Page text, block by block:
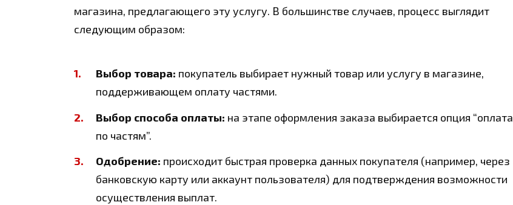
магазина, предлагающего эту услугу. В большинстве случаев, процесс выглядит
следующим образом:
Выбор товара: покупатель выбирает нужный товар или услугу в магазине,
поддерживающем оплату частями.
Выбор способа оплаты: на этапе оформления заказа выбирается опция “оплата
по частям”.
Одобрение: происходит быстрая проверка данных покупателя (например, через
банковскую карту или аккаунт пользователя) для подтверждения возможности
осуществления выплат.